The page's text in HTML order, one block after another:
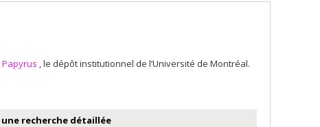
Papyrus , le dépôt institutionnel de l’Université de Montréal.
une recherche détaillée